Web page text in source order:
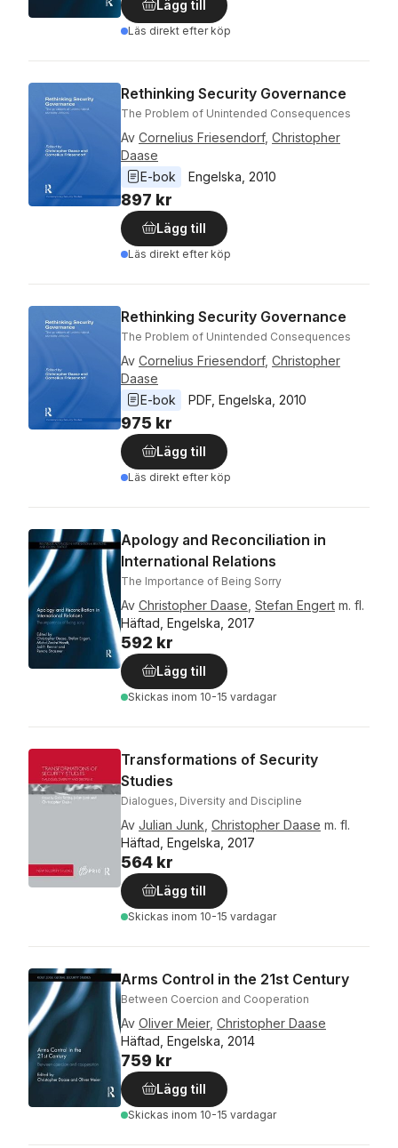
Lägg till
Läs direkt efter köp
Rethinking Security Governance
The Problem of Unintended Consequences
Av Cornelius Friesendorf, Christopher
Daase
E-bok
Engelska 2010
897 kr
Lägg till
Läs direkt efter köp
Rethinking Security Governance
The Problem of Unintended Consequences
Av Cornelius Friesendorf, Christopher
Daase
E-bok
PDF Engelska 2010
975 kr
Lägg till
Läs direkt efter köp
Apology and Reconciliation in
International Relations
The Importance of Being Sorry
Av Christopher Daase Stefan Engert m. fl.
Häftad, Engelska, 2017
592 kr
Lägg till
Skickas inom 10-15 vardagar
Transformations of Security
Studies
Dialogues, Diversity and Discipline
Av Julian Junk Christopher Daase m. fl.
Häftad, Engelska, 2017
564 kr
Lägg till
Skickas inom 10-15 vardagar
Arms Control in the 21st Century
Between Coercion and Cooperation
Av Oliver Meier, Christopher Daase
Häftad, Engelska, 2014
759 kr
Lägg till
Skickas inom 10-15 vardagar